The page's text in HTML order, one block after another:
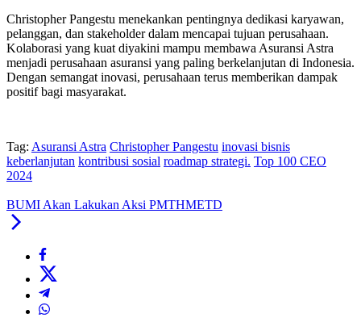
Christopher Pangestu menekankan pentingnya dedikasi karyawan,
pelanggan, dan stakeholder dalam mencapai tujuan perusahaan.
Kolaborasi yang kuat diyakini mampu membawa Asuransi Astra
menjadi perusahaan asuransi yang paling berkelanjutan di Indonesia.
Dengan semangat inovasi, perusahaan terus memberikan dampak
positif bagi masyarakat.
Tag: Asuransi Astra Christopher Pangestu inovasi bisnis
keberlanjutan kontribusi sosial roadmap strategi. Top 100 CEO
2024
BUMI Akan Lakukan Aksi PMTHMETD